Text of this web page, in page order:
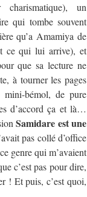
un
qui tombe souvent
qu’a Amamiya de
ce qui lui arrive), et
que sa lecture ne
à tourner les pages
mini-bémol, de pure
d’accord ça et là…
Samidare est une
pas collé d’office
genre qui m’avaient
c’est pas pour dire,
! Et puis, c’est quoi,